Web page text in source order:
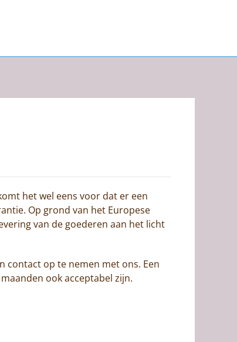
het wel eens voor dat er een
Op grond van het Europese
van de goederen aan het licht
op te nemen met ons. Een
ook acceptabel zijn.